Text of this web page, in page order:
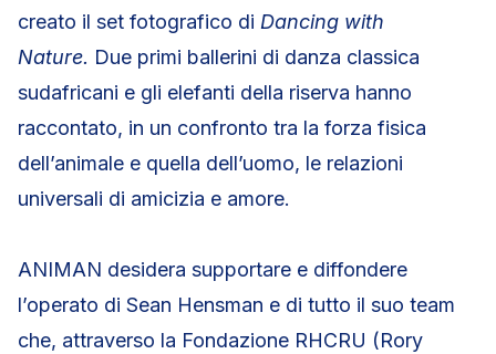
creato il set fotografico di Dancing with
Nature. Due primi ballerini di danza classica
sudafricani e gli elefanti della riserva hanno
raccontato, in un confronto tra la forza fisica
dell’animale e quella dell’uomo, le relazioni
universali di amicizia e amore.
ANIMAN desidera supportare e diffondere
l’operato di Sean Hensman e di tutto il suo team
che, attraverso la Fondazione RHCRU (Rory